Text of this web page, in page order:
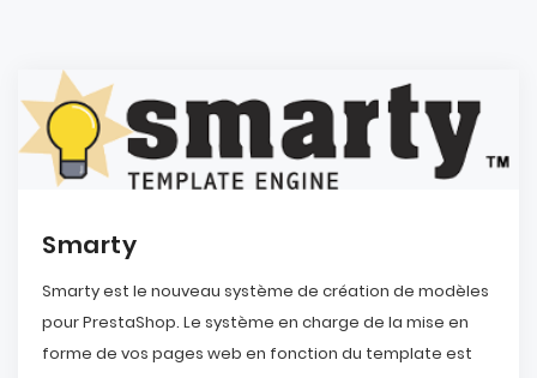
Smarty
Smarty est le nouveau système de création de modèles
pour PrestaShop. Le système en charge de la mise en
forme de vos pages web en fonction du template est